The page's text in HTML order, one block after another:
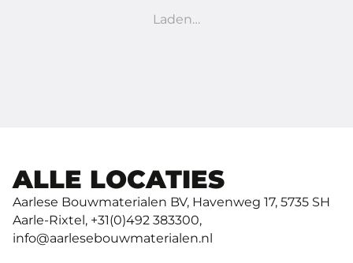
Laden…
ALLE LOCATIES
Aarlese Bouwmaterialen BV, Havenweg 17, 5735 SH
Aarle-Rixtel, +31(0)492 383300,
info@aarlesebouwmaterialen.nl